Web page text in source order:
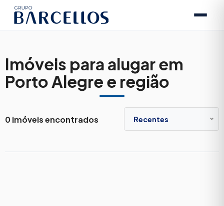
Imóveis para alugar em
Porto Alegre e região
0 imóveis encontrados Recentes